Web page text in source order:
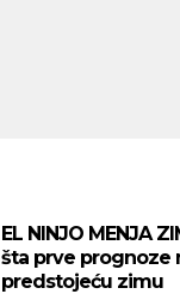
EL NINJO MENJA
šta prve prognoze
predstojeću zimu